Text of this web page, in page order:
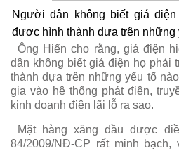
Người dân không biết giá
được hình thành dựa trên những
Ông Hiển cho rằng, giá điện
dân không biết giá điện họ phải
thành dựa trên những yếu tố
gia vào hệ thống phát điện,
kinh doanh điện lãi lỗ ra sao.
Mặt hàng xăng dầu được
84/2009/NĐ-CP rất minh